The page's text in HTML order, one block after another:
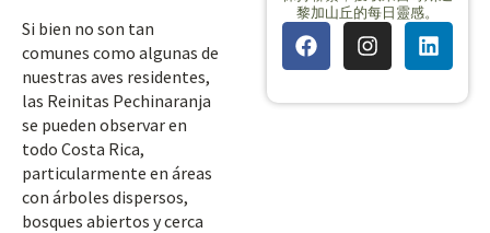
Si bien no son tan
comunes como algunas de
nuestras aves residentes,
las Reinitas Pechinaranja
se pueden observar en
todo Costa Rica,
particularmente en áreas
con árboles dispersos,
bosques abiertos y cerca
黎加山丘的每日靈感。